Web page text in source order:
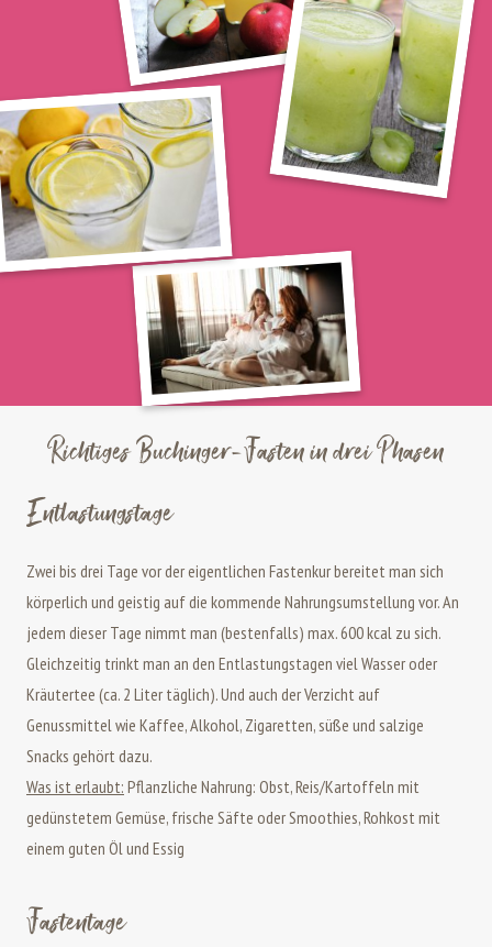
Richtiges Buchinger-Fasten in drei Phasen
Entlastungstage
Zwei bis drei Tage vor der eigentlichen Fastenkur bereitet man sich
körperlich und geistig auf die kommende Nahrungsumstellung vor. An
jedem die­ser Tage nimmt man (bestenfalls) max. 600 kcal zu sich.
Gleich­zei­tig trinkt man an den Ent­las­tungs­ta­gen viel Was­ser oder
Kräu­ter­tee (ca. 2 Liter täg­lich). Und auch der Verzicht auf
Genussmittel wie Kaffee, Alkohol, Zigaretten, süße und salzige
Snacks gehört dazu.
Was ist erlaubt: Pflanzliche Nahrung: Obst, Reis/Kartoffeln mit
gedünstetem Gemüse, frische Säfte oder Smoothies, Rohkost mit
einem guten Öl und Essig
Fastentage